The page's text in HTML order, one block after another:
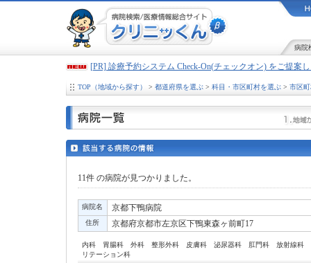
病院
[PR] 診療予約システム Check-On(チェックオン) をご提案
TOP（地域から探す） > 都道府県を選ぶ> 科目・市区町村を選ぶ> 市区
11件の病院が見つかりました。
病院名 京都下鴨病院
住所 京都府京都市左京区下鴨東森ヶ前町17
内科 胃腸科 外科 整形外科 皮膚科 泌尿器科 肛門科 放射線科
リテーション科